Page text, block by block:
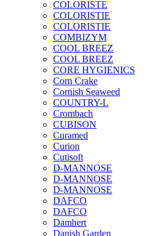
COLORISTE
COLORISTIE
COLORISTIE
COMBIZYM
COOL BREEZ
COOL BREEZ
CORE HYGIENICS
Corn Crake
Cornish Seaweed
COUNTRY-L
Crombach
CUBISON
Curamed
Curion
Cutisoft
D-MANNOSE
D-MANNOSE
D-MANNOSE
DAFCO
DAFCO
Damhert
Danish Garden